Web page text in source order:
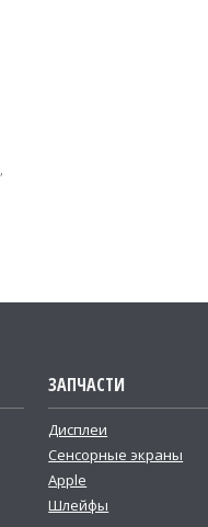
ЗАПЧАСТИ
Дисплеи
Сенсорные экраны
Apple
Шлейфы